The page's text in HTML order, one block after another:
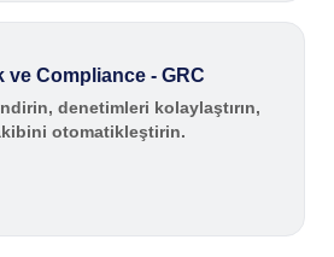
ve Compliance - GRC
denetimleri kolaylaştırın,
otomatikleştirin.